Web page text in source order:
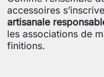
accessoires
artisanale
les associations de
finitions.